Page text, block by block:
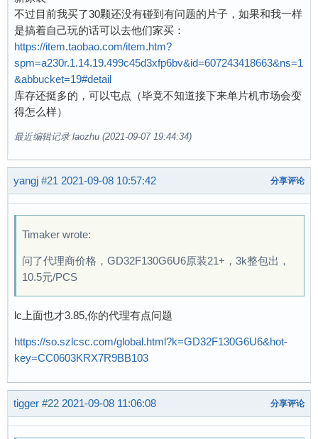
不过目前我买了30颗还没有碰到有问题的片子，如果和我一样
是搞着自己玩的话可以去他们家买：
https://item.taobao.com/item.htm?
spm=a230r.1.14.19.499c45d3xfp6bv&id=607243418663&ns=1
&abbucket=19#detail
库存还挺多的，可以屯点（毕竟不知道接下来单片机市场会变
得怎么样）
最近编辑记录 laozhu (2021-09-07 19:44:34)
yangj #21 2021-09-08 10:57:42 分享评论
Timaker wrote:
问了代理商价格，GD32F130G6U6原装21+，3k整包出，
10.5元/PCS
lc上面也才3.85,你的代理有点问题
https://so.szlcsc.com/global.html?k=GD32F130G6U6&hot-
key=CC0603KRX7R9BB103
tigger #22 2021-09-08 11:06:08 分享评论